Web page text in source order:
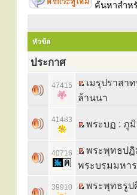
ค้นหาสำห
หัวข้อ
ประกาศ
47415
เมรุปราสา
ล้านนา
41483 พระบฏ : ภู
40716
พระพุทธป
พระบรมมหา
39910
พระพุทธรูป